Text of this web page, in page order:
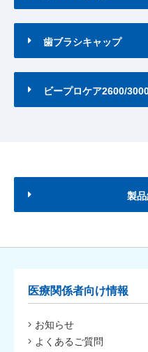
歯ブラシキャップ
ビープロケア2600/
製
医療関係者向け情報
お知らせ
よくあるご質問